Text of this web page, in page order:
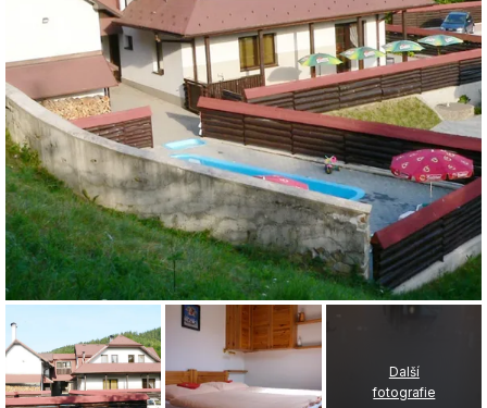
Další
fotografie